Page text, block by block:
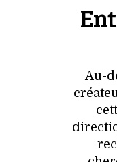
Au-